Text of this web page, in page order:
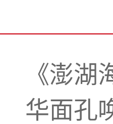
《澎
华面孔